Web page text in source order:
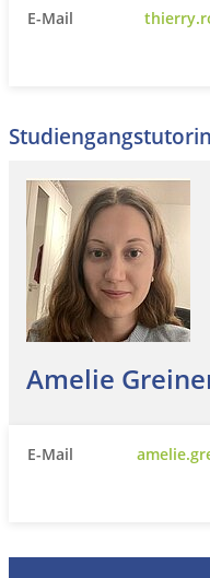
E-Mail
Studiengangstutorin
Amelie
E-Mail